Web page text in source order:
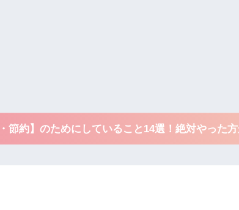
節約】のためにしていること14選！絶対やった